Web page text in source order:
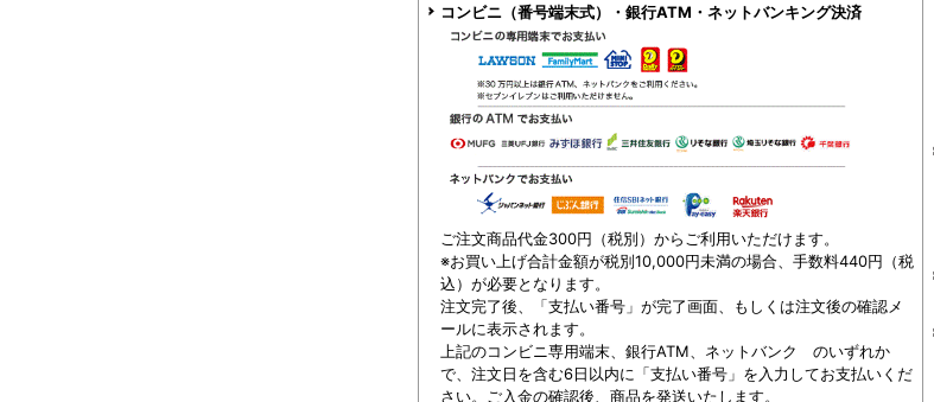
コンビニ（番号端末式）・銀行ATM・ネットバンキング決済
ご注文商品代金300円（税別）からご利用いただけます。
※お買い上げ合計金額が税別10,000円未満の場合、手数料440円（税
込）が必要となります。
注文完了後、「支払い番号」が完了画面、もしくは注文後の確認メ
ールに表示されます。
上記のコンビニ専用端末、銀行ATM、ネットバンク のいずれか
で、注文日を含む6日以内に「支払い番号」を入力してお支払いくだ
さい。ご入金の確認後、商品を発送いたします。